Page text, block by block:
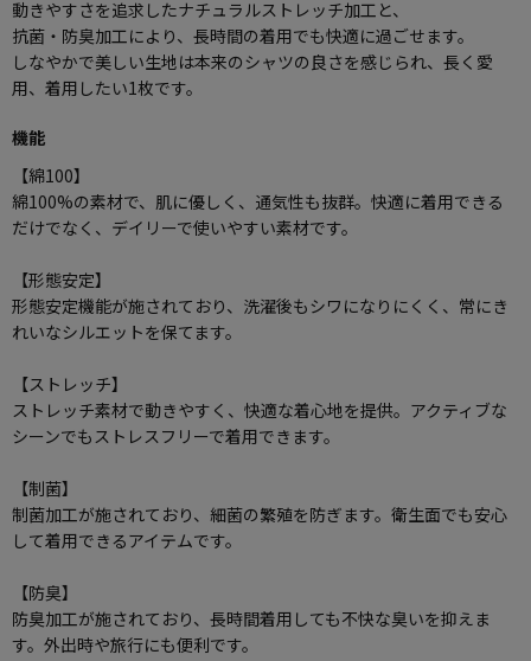
動きやすさを追求したナチュラルストレッチ加工と、
抗菌・防臭加工により、長時間の着用でも快適に過ごせます。
しなやかで美しい生地は本来のシャツの良さを感じられ、長く愛
用、着用したい1枚です。
機能
【綿100】
綿100%の素材で、肌に優しく、通気性も抜群。快適に着用できる
だけでなく、デイリーで使いやすい素材です。
【形態安定】
形態安定機能が施されており、洗濯後もシワになりにくく、常にき
れいなシルエットを保てます。
【ストレッチ】
ストレッチ素材で動きやすく、快適な着心地を提供。アクティブな
シーンでもストレスフリーで着用できます。
【制菌】
制菌加工が施されており、細菌の繁殖を防ぎます。衛生面でも安心
して着用できるアイテムです。
【防臭】
防臭加工が施されており、長時間着用しても不快な臭いを抑えま
す。外出時や旅行にも便利です。